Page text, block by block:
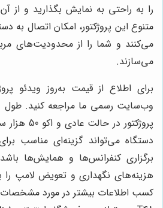
را به راحتی به نمایش بگذارید و از
متنوع این پروژکتور، امکان اتصال به
می‌کنند و شما را از محدودیت‌های
می‌سازند.
پروژکتور در
دستگاه می‌تواند گزینه‌ای مناسب
برگزاری کنفرانس‌ها و همایش‌ها
هزینه‌های نگهداری و تعویض لامپ را
کسب اطلاعات بیشتر در مورد مشخصات